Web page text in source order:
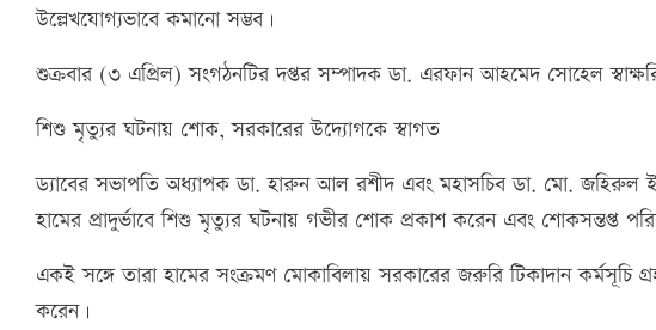
উল্লেখযোগ্যভাবে কমানো সম্ভব।
শুক্রবার (৩ এপ্রিল) সংগঠনটির দপ্তর সম্পাদক ডা. এরফান আহমেদ সোহেল
শিশু মৃত্যুর ঘটনায় শোক, সরকারের উদ্যোগকে স্বাগত
ড্যাবের সভাপতি অধ্যাপক ডা. হারুন আল রশীদ এবং মহাসচিব ডা. মো. জহিরুল
হামের প্রাদুর্ভাবে শিশু মৃত্যুর ঘটনায় গভীর শোক প্রকাশ করেন এবং শোকসন্তপ্ত
একই সঙ্গে তারা হামের সংক্রমণ মোকাবিলায় সরকারের জরুরি টিকাদান কর্মসূচি
করেন।